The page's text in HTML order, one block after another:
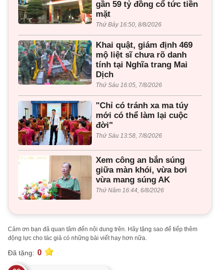
gần 59 tỷ đồng cổ tức tiền
mặt
Thứ Bảy 16:50, 8/8/2026
Khai quật, giám định 469
mộ liệt sĩ chưa rõ danh
tính tại Nghĩa trang Mai
Dịch
Thứ Sáu 16:05, 7/8/2026
"Chỉ có tránh xa ma túy
mới có thể làm lại cuộc
đời"
Thứ Sáu 13:58, 7/8/2026
Xem công an bắn súng
giữa màn khói, vừa bơi
vừa mang súng AK
Thứ Năm 16:44, 6/8/2026
Cảm ơn bạn đã quan tâm đến nội dung trên. Hãy tặng sao để tiếp thêm
động lực cho tác giả có những bài viết hay hơn nữa.
Đã tặng: 0